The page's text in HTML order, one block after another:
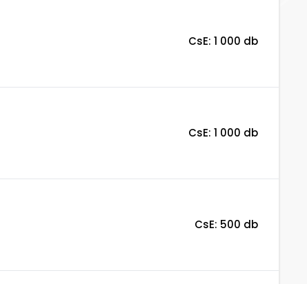
CsE: 1 000 db
CsE: 1 000 db
CsE: 500 db